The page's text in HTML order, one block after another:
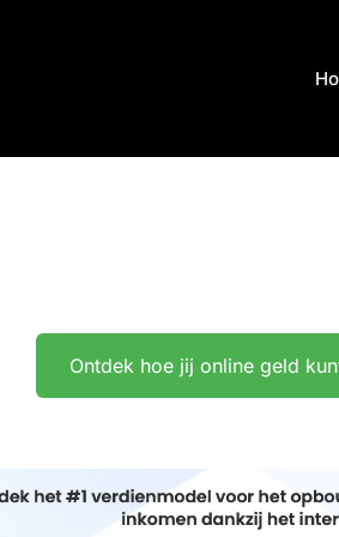
Ontdek hoe jij online geld